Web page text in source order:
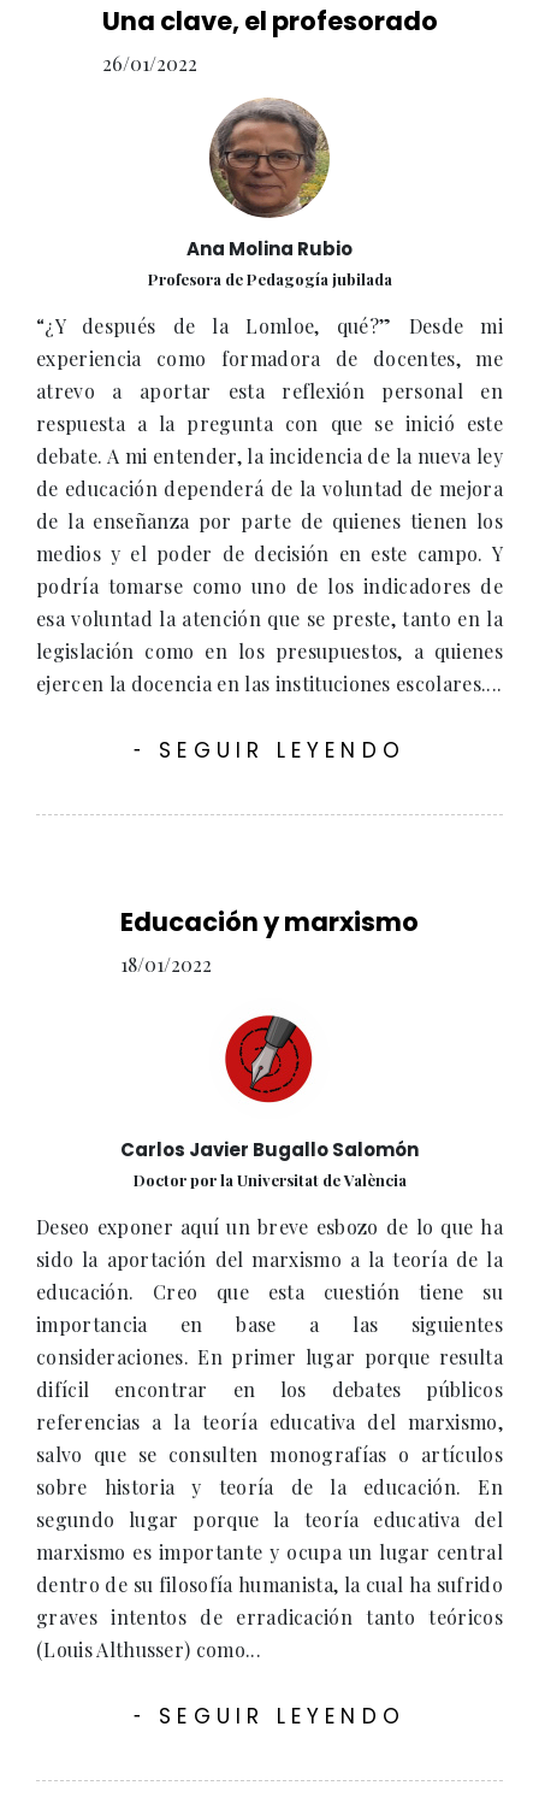
Una clave, el profesorado
26/01/2022
Ana Molina Rubio
Profesora de Pedagogía jubilada
“¿Y después de la Lomloe, qué?” Desde mi
experiencia como formadora de docentes, me
atrevo a aportar esta reflexión personal en
respuesta a la pregunta con que se inició este
debate. A mi entender, la incidencia de la nueva ley
de educación dependerá de la voluntad de mejora
de la enseñanza por parte de quienes tienen los
medios y el poder de decisión en este campo. Y
podría tomarse como uno de los indicadores de
esa voluntad la atención que se preste, tanto en la
legislación como en los presupuestos, a quienes
ejercen la docencia en las instituciones escolares....
- SEGUIR LEYENDO
Educación y marxismo
18/01/2022
Carlos Javier Bugallo Salomón
Doctor por la Universitat de València
Deseo exponer aquí un breve esbozo de lo que ha
sido la aportación del marxismo a la teoría de la
educación. Creo que esta cuestión tiene su
importancia en base a las siguientes
consideraciones. En primer lugar porque resulta
difícil encontrar en los debates públicos
referencias a la teoría educativa del marxismo,
salvo que se consulten monografías o artículos
sobre historia y teoría de la educación. En
segundo lugar porque la teoría educativa del
marxismo es importante y ocupa un lugar central
dentro de su filosofía humanista, la cual ha sufrido
graves intentos de erradicación tanto teóricos
(Louis Althusser) como...
- SEGUIR LEYENDO